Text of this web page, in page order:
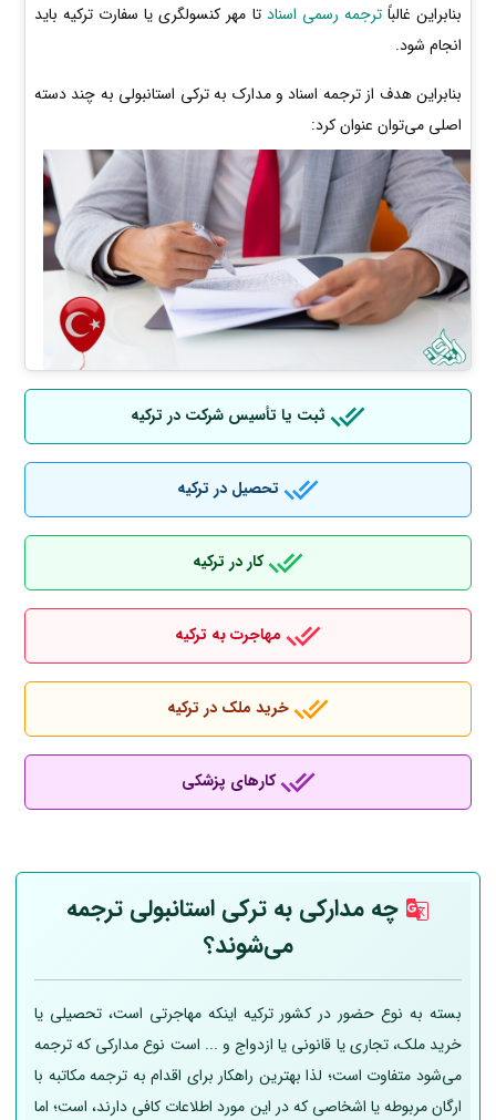
بنابراین غالباًترجمه رسمی اسناد تا مهر کنسولگری یا سفارت ترکیه باید
انجام شود.
بنابراین هدف از ترجمه اسناد و مدارک به ترکی استانبولی به چند دسته
اصلی می‌توان عنوان کرد:
ثبت یا تأسیس شرکت در ترکیه
تحصیل در ترکیه
کار در ترکیه
مهاجرت به ترکیه
خرید ملک در ترکیه
کارهای پزشکی
چه مدارکی به ترکی استانبولی ترجمه
می‌شوند؟
بسته به نوع حضور در کشور ترکیه اینکه مهاجرتی است، تحصیلی یا
خرید ملک، تجاری یا قانونی یا ازدواج و ... است نوع مدارکی که ترجمه
می‌شود متفاوت است؛ لذا بهترین راهکار برای اقدام به ترجمه مکاتبه با
ارگان مربوطه یا اشخاصی که در این مورد اطلاعات کافی دارند، است؛ اما